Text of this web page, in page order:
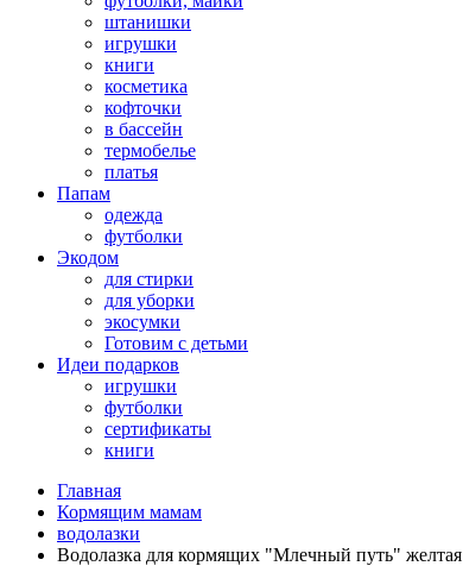
штанишки
игрушки
книги
косметика
кофточки
в бассейн
термобелье
платья
Папам
одежда
футболки
Экодом
для стирки
для уборки
экосумки
Готовим с детьми
Идеи подарков
игрушки
футболки
сертификаты
книги
Главная
Кормящим мамам
водолазки
Водолазка для кормящих "Млечный путь" желтая